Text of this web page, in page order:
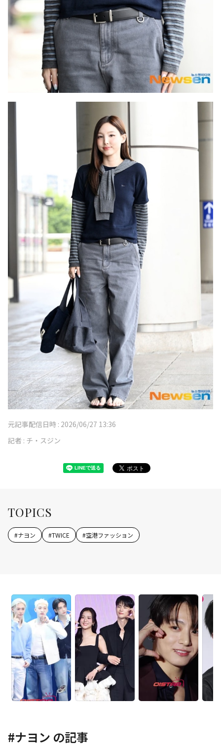
元記事配信日時 : 2026/06/27 13:36
記者 : チ・スジン
TOPICS
#ナヨン #TWICE #空港ファッション
#ナヨン の記事